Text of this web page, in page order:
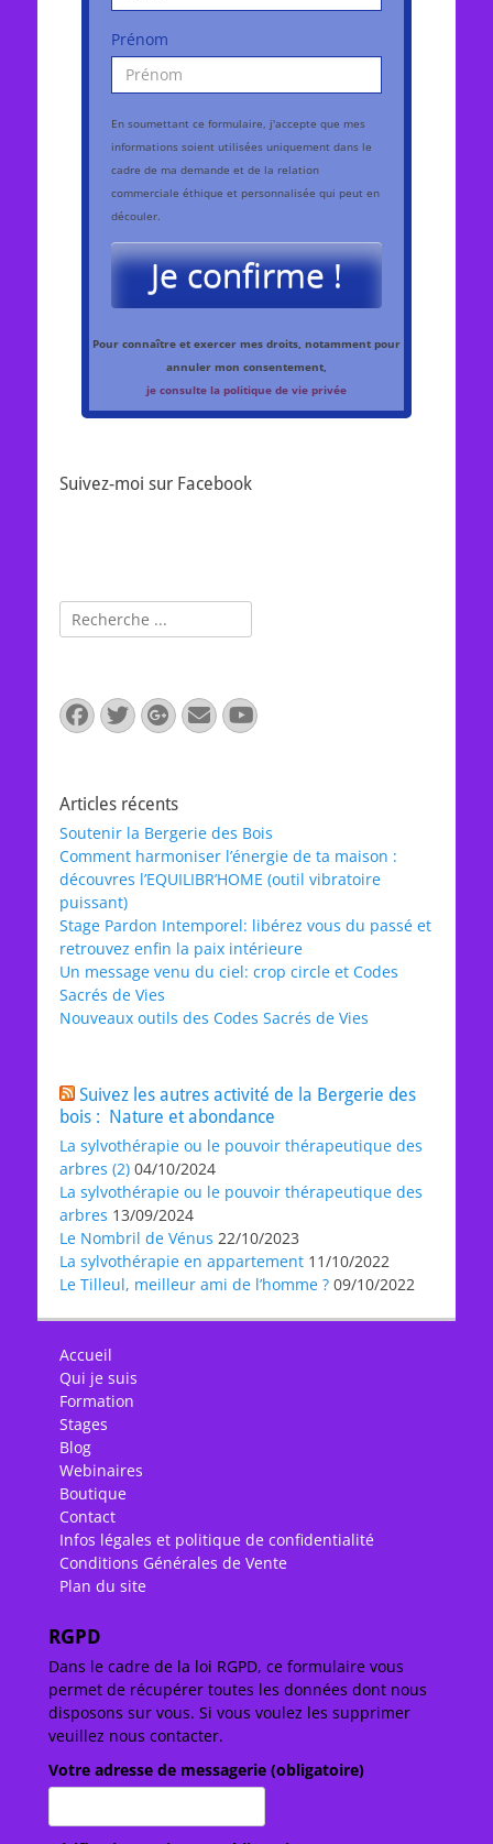
Prénom
En soumettant ce formulaire, j'accepte que mes
informations soient utilisées uniquement dans le
cadre de ma demande et de la relation
commerciale éthique et personnalisée qui peut en
découler.
Je confirme !
Pour connaître et exercer mes droits, notamment pour
annuler mon consentement,
je consulte la politique de vie privée
Suivez-moi sur Facebook
Rechercher :
Facebook
Twitter
Googleplus
E-
mail
YouTube
Articles récents
Soutenir la Bergerie des Bois
Comment harmoniser l’énergie de ta maison :
découvres l’EQUILIBR’HOME (outil vibratoire
puissant)
Stage Pardon Intemporel: libérez vous du passé et
retrouvez enfin la paix intérieure
Un message venu du ciel: crop circle et Codes
Sacrés de Vies
Nouveaux outils des Codes Sacrés de Vies
Suivez les autres activité de la Bergerie des
bois : Nature et abondance
La sylvothérapie ou le pouvoir thérapeutique des
arbres (2) 04/10/2024
La sylvothérapie ou le pouvoir thérapeutique des
arbres 13/09/2024
Le Nombril de Vénus 22/10/2023
La sylvothérapie en appartement 11/10/2022
Le Tilleul, meilleur ami de l’homme ? 09/10/2022
Accueil
Qui je suis
Formation
Stages
Blog
Webinaires
Boutique
Contact
Infos légales et politique de confidentialité
Conditions Générales de Vente
Plan du site
RGPD
Dans le cadre de la loi RGPD, ce formulaire vous
permet de récupérer toutes les données dont nous
disposons sur vous. Si vous voulez les supprimer
veuillez nous contacter.
Votre adresse de messagerie (obligatoire)